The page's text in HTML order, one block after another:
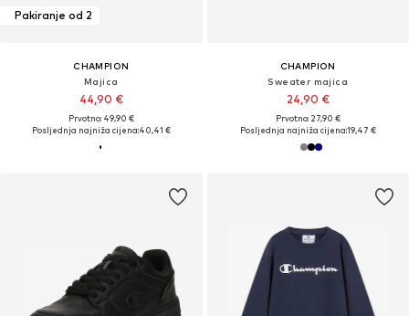
Pakiranje od 2
CHAMPION
Majica
44,90 €
Prvotno: 49,90 €
Posljednja najniža cijena:40,41 €
CHAMPION
Sweater majica
24,90 €
Prvotno: 27,90 €
Posljednja najniža cijena:19,47 €